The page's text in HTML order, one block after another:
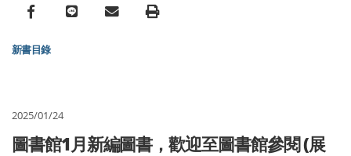
Facebook
line email Print
新書目錄
2025/01/24
圖書館1月新編圖書，歡迎至圖書館參閱 (展